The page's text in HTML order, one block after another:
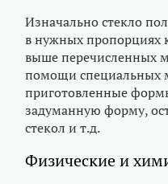
Изначально стекло
в нужных пропорциях
выше перечисленных
помощи специальных
приготовленные
задуманную форму,
стекол и т.д.
Физические и